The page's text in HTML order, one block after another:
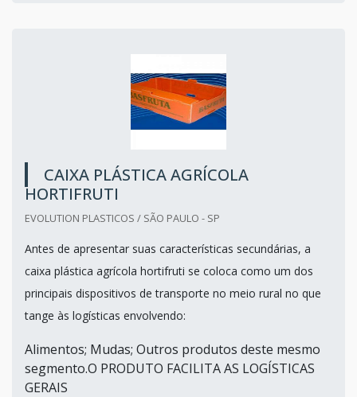
CAIXA PLÁSTICA AGRÍCOLA
HORTIFRUTI
EVOLUTION PLASTICOS / SÃO PAULO - SP
Antes de apresentar suas características secundárias, a
caixa plástica agrícola hortifruti se coloca como um dos
principais dispositivos de transporte no meio rural no que
tange às logísticas envolvendo:
Alimentos; Mudas; Outros produtos deste mesmo
segmento.O PRODUTO FACILITA AS LOGÍSTICAS
GERAIS